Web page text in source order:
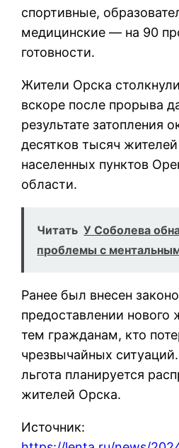
спортивные,
медицинские — на 90
готовности.
Жители Орска
вскоре после прорыва
результате затопления
десятков тысяч
населенных пунктов
области.
Читать У Соболева
проблемы с
Ранее был внесен
предоставлении нового
тем гражданам, кто
чрезвычайных
льгота планируется
жителей Орска.
Источник: